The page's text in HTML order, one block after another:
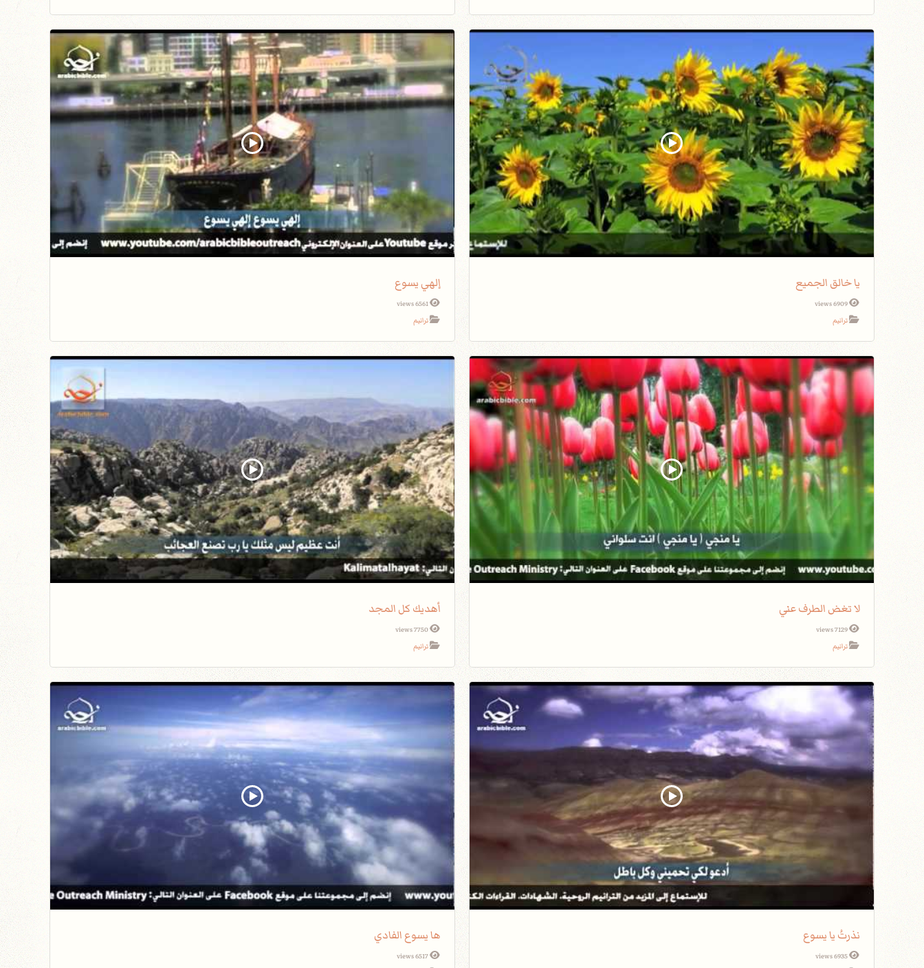
يا خالق الجميع
6909 views
ترانيم
إلهي يسوع
6561 views
ترانيم
لا تغض الطرف عني
7129 views
ترانيم
أهديك كل المجد
7750 views
ترانيم
نذرتُ يا يسوع
6935 views
ها يسوع الفادي
6517 views